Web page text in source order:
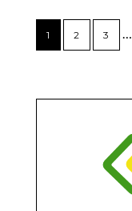
1 2 3 …